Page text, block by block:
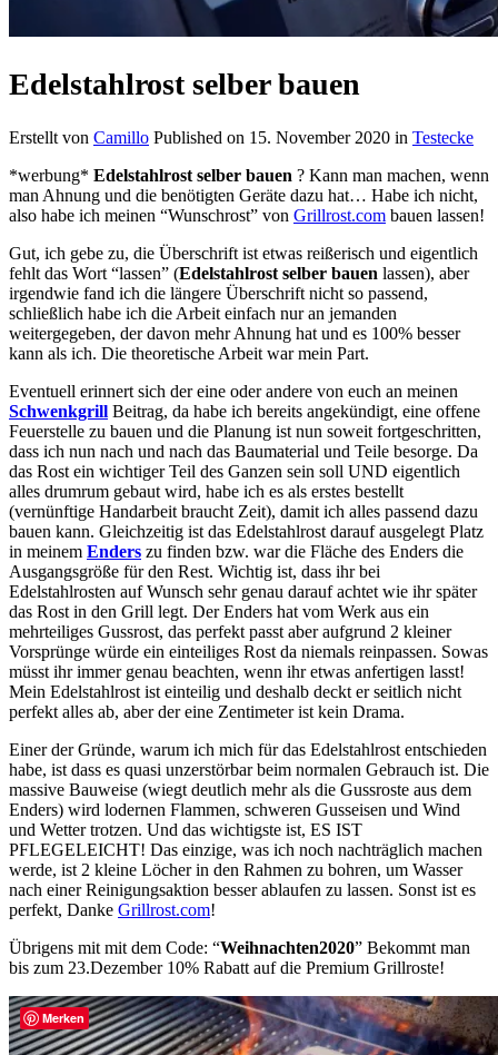
Edelstahlrost selber bauen
Erstellt von Camillo Published on 15. November 2020 in Testecke
*werbung* Edelstahlrost selber bauen ? Kann man machen, wenn
man Ahnung und die benötigten Geräte dazu hat… Habe ich nicht,
also habe ich meinen “Wunschrost” von Grillrost.com bauen lassen!
Gut, ich gebe zu, die Überschrift ist etwas reißerisch und eigentlich
fehlt das Wort “lassen” (Edelstahlrost selber bauen lassen), aber
irgendwie fand ich die längere Überschrift nicht so passend,
schließlich habe ich die Arbeit einfach nur an jemanden
weitergegeben, der davon mehr Ahnung hat und es 100% besser
kann als ich. Die theoretische Arbeit war mein Part.
Eventuell erinnert sich der eine oder andere von euch an meinen
Schwenkgrill Beitrag, da habe ich bereits angekündigt, eine offene
Feuerstelle zu bauen und die Planung ist nun soweit fortgeschritten,
dass ich nun nach und nach das Baumaterial und Teile besorge. Da
das Rost ein wichtiger Teil des Ganzen sein soll UND eigentlich
alles drumrum gebaut wird, habe ich es als erstes bestellt
(vernünftige Handarbeit braucht Zeit), damit ich alles passend dazu
bauen kann. Gleichzeitig ist das Edelstahlrost darauf ausgelegt Platz
in meinem Enders zu finden bzw. war die Fläche des Enders die
Ausgangsgröße für den Rest. Wichtig ist, dass ihr bei
Edelstahlrosten auf Wunsch sehr genau darauf achtet wie ihr später
das Rost in den Grill legt. Der Enders hat vom Werk aus ein
mehrteiliges Gussrost, das perfekt passt aber aufgrund 2 kleiner
Vorsprünge würde ein einteiliges Rost da niemals reinpassen. Sowas
müsst ihr immer genau beachten, wenn ihr etwas anfertigen lasst!
Mein Edelstahlrost ist einteilig und deshalb deckt er seitlich nicht
perfekt alles ab, aber der eine Zentimeter ist kein Drama.
Einer der Gründe, warum ich mich für das Edelstahlrost entschieden
habe, ist dass es quasi unzerstörbar beim normalen Gebrauch ist. Die
massive Bauweise (wiegt deutlich mehr als die Gussroste aus dem
Enders) wird lodernen Flammen, schweren Gusseisen und Wind
und Wetter trotzen. Und das wichtigste ist, ES IST
PFLEGELEICHT! Das einzige, was ich noch nachträglich machen
werde, ist 2 kleine Löcher in den Rahmen zu bohren, um Wasser
nach einer Reinigungsaktion besser ablaufen zu lassen. Sonst ist es
perfekt, Danke Grillrost.com!
Übrigens mit mit dem Code: “Weihnachten2020” Bekommt man
bis zum 23.Dezember 10% Rabatt auf die Premium Grillroste!
Merken